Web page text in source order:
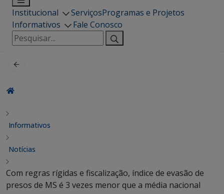
Institucional ServiçosProgramas e Projetos
Informativos
Fale Conosco
Pesquisar
por:
Informativos
Notícias
Com regras rígidas e fiscalização, índice de evasão de
presos de MS é 3 vezes menor que a média nacional